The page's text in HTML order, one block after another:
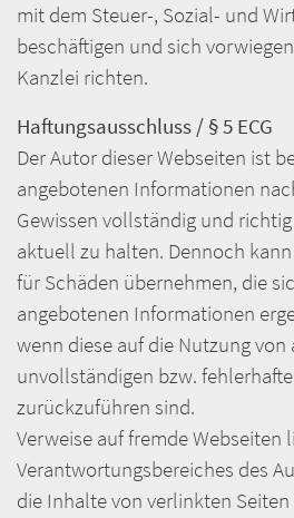
mit dem Steuer-, Sozial- und
beschäftigen und sich
Kanzlei richten.
Haftungsausschluss / § 5 ECG
Der Autor dieser Webseiten ist
angebotenen Informationen
Gewissen vollständig und
aktuell zu halten. Dennoch
für Schäden übernehmen, die
angebotenen Informationen
wenn diese auf die Nutzung
unvollständigen bzw.
zurückzuführen sind.
Verweise auf fremde Webseiten
Verantwortungsbereiches des
die Inhalte von verlinkten